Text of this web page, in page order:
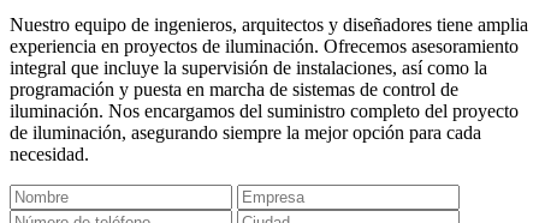
Nuestro equipo de ingenieros, arquitectos y diseñadores tiene amplia
experiencia en proyectos de iluminación. Ofrecemos asesoramiento
integral que incluye la supervisión de instalaciones, así como la
programación y puesta en marcha de sistemas de control de
iluminación. Nos encargamos del suministro completo del proyecto
de iluminación, asegurando siempre la mejor opción para cada
necesidad.